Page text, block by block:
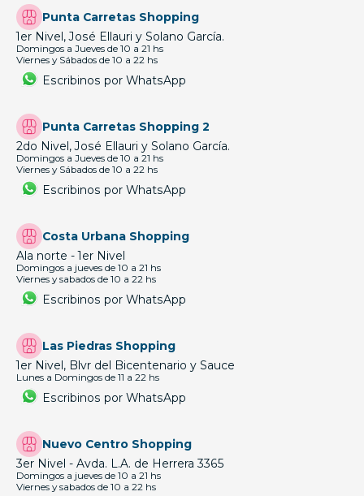
Punta Carretas Shopping
1er Nivel, José Ellauri y Solano García.
Domingos a Jueves de 10 a 21 hs
Viernes y Sábados de 10 a 22 hs
Escribinos por WhatsApp
Punta Carretas Shopping 2
2do Nivel, José Ellauri y Solano García.
Domingos a Jueves de 10 a 21 hs
Viernes y Sábados de 10 a 22 hs
Escribinos por WhatsApp
Costa Urbana Shopping
Ala norte - 1er Nivel
Domingos a jueves de 10 a 21 hs
Viernes y sabados de 10 a 22 hs
Escribinos por WhatsApp
Las Piedras Shopping
1er Nivel, Blvr del Bicentenario y Sauce
Lunes a Domingos de 11 a 22 hs
Escribinos por WhatsApp
Nuevo Centro Shopping
3er Nivel - Avda. L.A. de Herrera 3365
Domingos a jueves de 10 a 21 hs
Viernes y sabados de 10 a 22 hs